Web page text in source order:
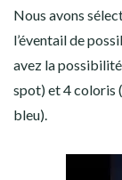
Nous avons
l’éventail de
avez la
spot) et 4 coloris
bleu).